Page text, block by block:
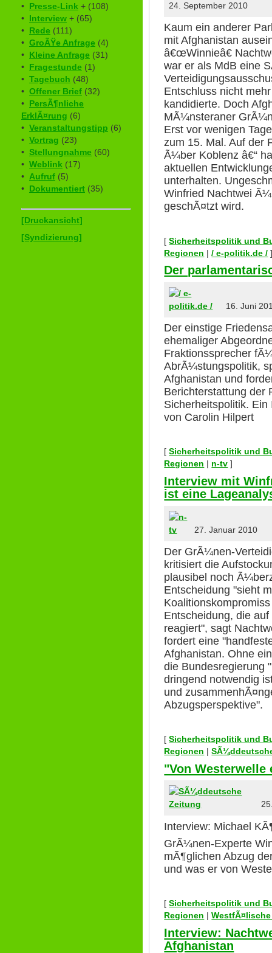
• Presse-Link + (108)
• Interview + (65)
• Rede (111)
• GroÃŸe Anfrage (4)
• Kleine Anfrage (31)
• Fragestunde (1)
• Tagebuch (48)
• Offener Brief (32)
• PersÃ¶nliche
ErklÃ¤rung (6)
• Veranstaltungstipp (6)
• Vortrag (23)
• Stellungnahme (60)
• Weblink (17)
• Aufruf (5)
• Dokumentiert (35)
[Druckansicht]
[Syndizierung]
24. September 2010
Kaum ein anderer
mit Afghanistan
â€œWinnieâ€
war er als MdB eine
Entschluss nicht
kandidierte. Doch
MÃ¼nsteraner
Erst vor wenigen
zum 15. Mal. Auf der
Ã¼ber Koblenz â€“
aktuellen
unterhalten.
Winfried Nachtwei
geschÃ¤tzt wird.
[Sicherheitspolitik und
Regionen |/ e-politik.de /
Der
16. Juni
Der einstige
ehemaliger
Fraktionssprecher
AbrÃ¼stungspolitik,
Afghanistan und
Berichterstattung der
Sicherheitspolitik.
von Carolin Hilpert
[Sicherheitspolitik und
Regionen | n-tv ]
Interview mit
ist eine
27. Januar 2010
Der GrÃ¼nen-
kritisiert die
plausibel noch
Entscheidung "sieht
Entscheidung, die
reagiert", sagt
fordert eine
Afghanistan. Ohne
die Bundesregierung
dringend notwendig
und
Abzugsperspektive".
[Sicherheitspolitik und
Regionen |
"Von
Interview: Michael
GrÃ¼nen-Experte
mÃ¶glichen Abzug
und was er von
[Sicherheitspolitik und
Regionen |
Interview:
Afghanistan